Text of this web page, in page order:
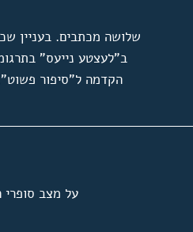
שלושה מכתבים. בעניין
ב"לעצטע נייעס"
הקדמה ל"סיפור
על מצב סופרי